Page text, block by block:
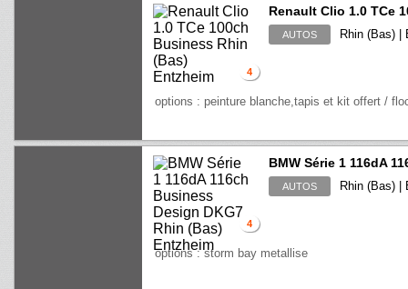
4
Renault Clio 1.0 TCe
AUTOS Rhin (Bas) |
options : peinture blanche,tapis et kit offert /
4
BMW Série 1 116dA
AUTOS Rhin (Bas) |
options : storm bay metallise